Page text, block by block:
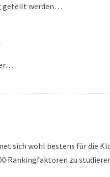
geteilt werden…
sich wohl bestens für die
Rankingfaktoren zu